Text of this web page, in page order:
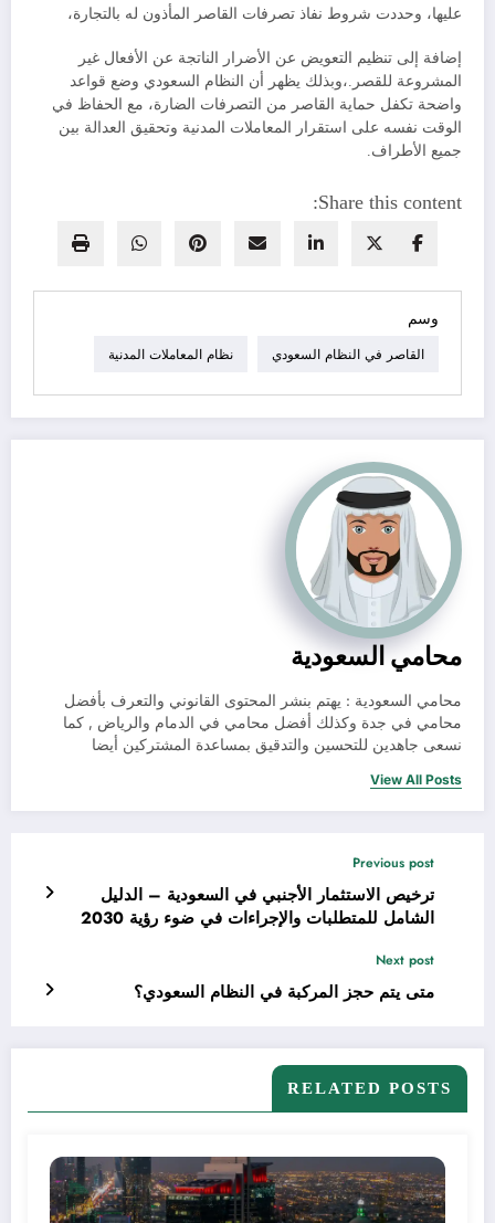
عليها، وحددت شروط نفاذ تصرفات القاصر المأذون له بالتجارة،
إضافة إلى تنظيم التعويض عن الأضرار الناتجة عن الأفعال غير
المشروعة للقصر.،وبذلك يظهر أن النظام السعودي وضع قواعد
واضحة تكفل حماية القاصر من التصرفات الضارة، مع الحفاظ في
الوقت نفسه على استقرار المعاملات المدنية وتحقيق العدالة بين
جميع الأطراف.
Share this content:
وسم
القاصر في النظام السعودي نظام المعاملات المدنية
محامي السعودية
محامي السعودية : يهتم بنشر المحتوى القانوني والتعرف بأفضل
محامي في جدة وكذلك أفضل محامي في الدمام والرياض , كما
نسعى جاهدين للتحسين والتدقيق بمساعدة المشتركين أيضا
View All Posts
Previous post
ترخيص الاستثمار الأجنبي في السعودية – الدليل
الشامل للمتطلبات والإجراءات في ضوء رؤية 2030
Next post
متى يتم حجز المركبة في النظام السعودي؟
RELATED POSTS